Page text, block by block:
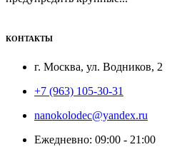
КОНТАКТЫ
г. Москва, ул. Водников, 2
+7 (963) 105-30-31
nanokolodec@yandex.ru
Ежедневно: 09:00 - 21:00